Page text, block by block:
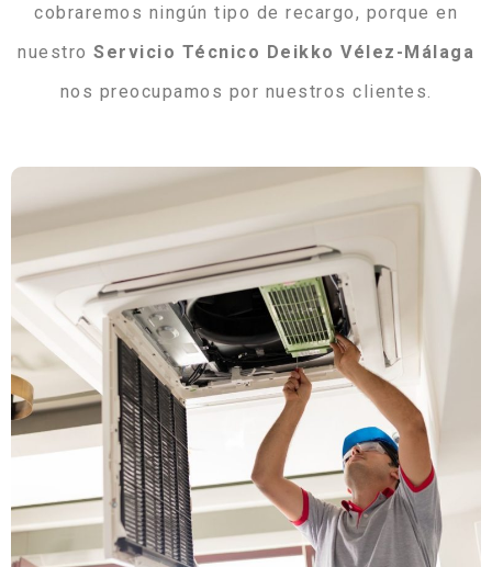
cobraremos ningún tipo de recargo, porque en
nuestro Servicio Técnico Deikko Vélez-Málaga
nos preocupamos por nuestros clientes.